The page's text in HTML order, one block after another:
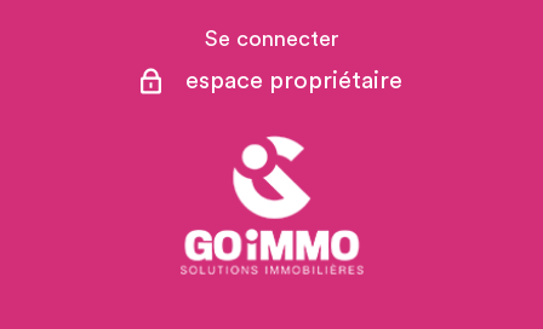
Se connecter
espace propriétaire